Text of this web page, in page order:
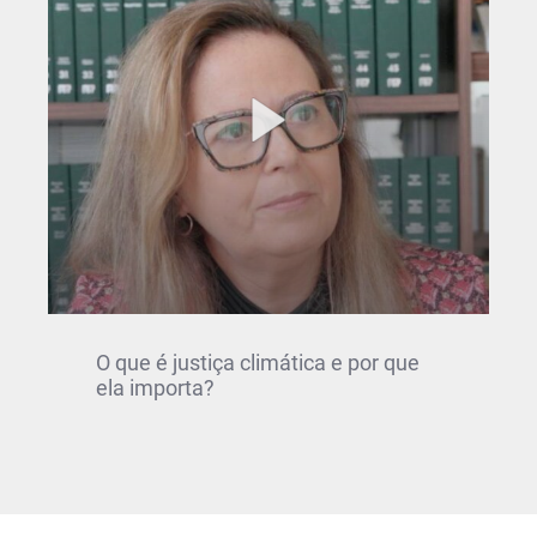
O que é justiça climática e por que
ela importa?